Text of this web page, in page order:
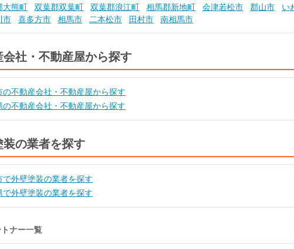
大熊町
双葉郡双葉町 双葉郡浪江町 相馬郡新地町 会津若松市 郡山市 い
市
喜多方市 相馬市 二本松市 田村市 南相馬市
会社・不動産屋から探す
の不動産会社・不動産屋から探す
の不動産会社・不動産屋から探す
装の業者を探す
で外壁塗装の業者を探す
で外壁塗装の業者を探す
ナー一覧